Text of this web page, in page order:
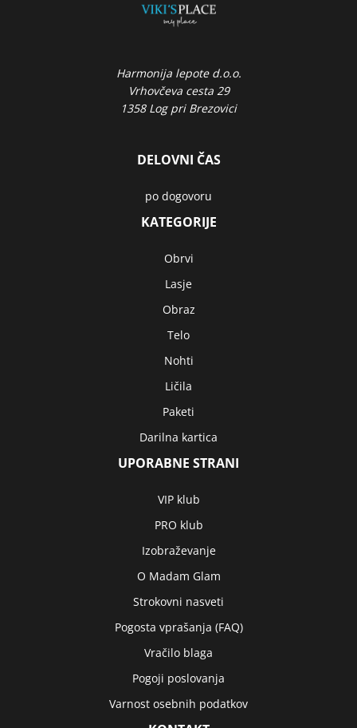
Harmonija lepote d.o.o.
Vrhovčeva cesta 29
1358 Log pri Brezovici
DELOVNI ČAS
po dogovoru
KATEGORIJE
Obrvi
Lasje
Obraz
Telo
Nohti
Ličila
Paketi
Darilna kartica
UPORABNE STRANI
VIP klub
PRO klub
Izobraževanje
O Madam Glam
Strokovni nasveti
Pogosta vprašanja (FAQ)
Vračilo blaga
Pogoji poslovanja
Varnost osebnih podatkov